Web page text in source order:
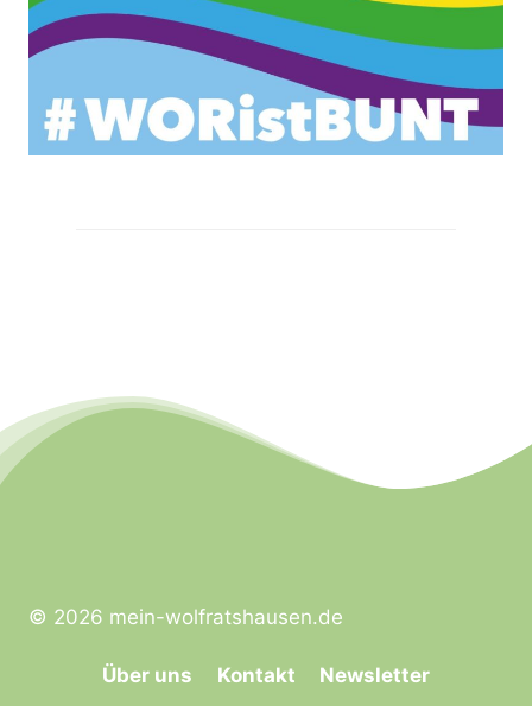
© 2026 mein-wolfratshausen.de
Über uns Kontakt Newsletter